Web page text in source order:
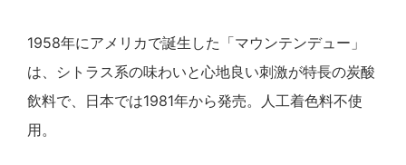
1958年にアメリカで誕生した「マウンテンデュー」
は、シトラス系の味わいと心地良い刺激が特長の炭酸
飲料で、日本では1981年から発売。人工着色料不使
用。